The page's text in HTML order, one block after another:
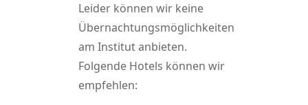
Leider können wir keine
Übernachtungsmöglichkeiten
am Institut anbieten.
Folgende Hotels können wir
empfehlen: